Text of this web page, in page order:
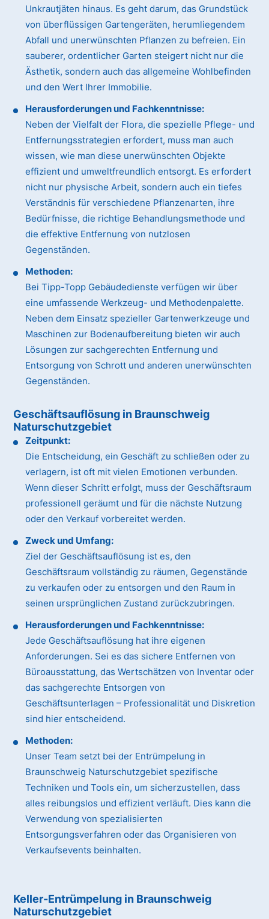
Unkrautjäten hinaus. Es geht darum, das Grundstück
von überflüssigen Gartengeräten, herumliegendem
Abfall und unerwünschten Pflanzen zu befreien. Ein
sauberer, ordentlicher Garten steigert nicht nur die
Ästhetik, sondern auch das allgemeine Wohlbefinden
und den Wert Ihrer Immobilie.
Herausforderungen und Fachkenntnisse:
Neben der Vielfalt der Flora, die spezielle Pflege- und
Entfernungsstrategien erfordert, muss man auch
wissen, wie man diese unerwünschten Objekte
effizient und umweltfreundlich entsorgt. Es erfordert
nicht nur physische Arbeit, sondern auch ein tiefes
Verständnis für verschiedene Pflanzenarten, ihre
Bedürfnisse, die richtige Behandlungsmethode und
die effektive Entfernung von nutzlosen
Gegenständen.
Methoden:
Bei Tipp-Topp Gebäudedienste verfügen wir über
eine umfassende Werkzeug- und Methodenpalette.
Neben dem Einsatz spezieller Gartenwerkzeuge und
Maschinen zur Bodenaufbereitung bieten wir auch
Lösungen zur sachgerechten Entfernung und
Entsorgung von Schrott und anderen unerwünschten
Gegenständen.
Geschäftsauflösung in Braunschweig
Naturschutzgebiet
Zeitpunkt:
Die Entscheidung, ein Geschäft zu schließen oder zu
verlagern, ist oft mit vielen Emotionen verbunden.
Wenn dieser Schritt erfolgt, muss der Geschäftsraum
professionell geräumt und für die nächste Nutzung
oder den Verkauf vorbereitet werden.
Zweck und Umfang:
Ziel der Geschäftsauflösung ist es, den
Geschäftsraum vollständig zu räumen, Gegenstände
zu verkaufen oder zu entsorgen und den Raum in
seinen ursprünglichen Zustand zurückzubringen.
Herausforderungen und Fachkenntnisse:
Jede Geschäftsauflösung hat ihre eigenen
Anforderungen. Sei es das sichere Entfernen von
Büroausstattung, das Wertschätzen von Inventar oder
das sachgerechte Entsorgen von
Geschäftsunterlagen – Professionalität und Diskretion
sind hier entscheidend.
Methoden:
Unser Team setzt bei der Entrümpelung in
Braunschweig Naturschutzgebiet spezifische
Techniken und Tools ein, um sicherzustellen, dass
alles reibungslos und effizient verläuft. Dies kann die
Verwendung von spezialisierten
Entsorgungsverfahren oder das Organisieren von
Verkaufsevents beinhalten.
Keller-Entrümpelung in Braunschweig
Naturschutzgebiet